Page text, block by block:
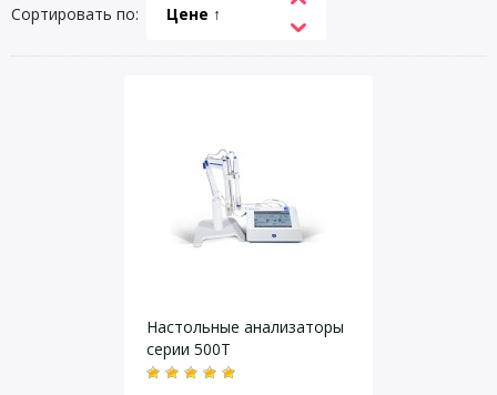
Сортировать по: Цене ↑
Настольные анализаторы
серии 500T